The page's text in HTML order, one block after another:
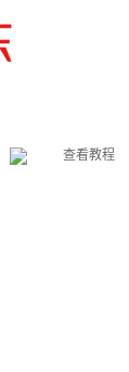
查看教程